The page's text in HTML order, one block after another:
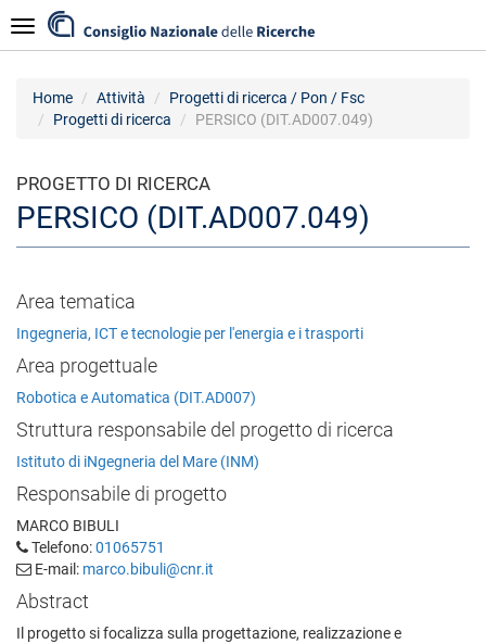
al
contenuto
Navigazione
Home Attività
Progetti di ricerca / Pon / Fsc
Progetti di ricerca
PERSICO (DIT.AD007.049)
PROGETTO DI RICERCA
PERSICO (DIT.AD007.049)
Area tematica
Ingegneria, ICT e tecnologie per l'energia e i trasporti
Area progettuale
Robotica e Automatica (DIT.AD007)
Struttura responsabile del progetto di ricerca
Istituto di iNgegneria del Mare (INM)
Responsabile di progetto
MARCO BIBULI
Telefono:01065751
E-mail: marco.bibuli@cnr.it
Abstract
Il progetto si focalizza sulla progettazione, realizzazione e